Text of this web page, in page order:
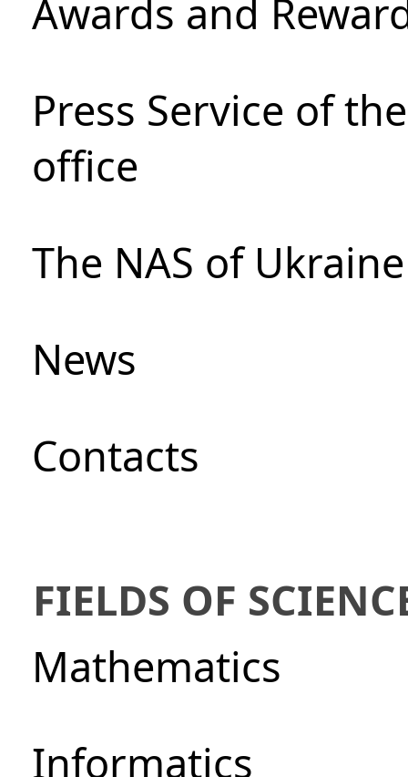
Awards and
Press Service of
office
The NAS of
News
Сontacts
FIELDS OF
Mathematics
Informatics